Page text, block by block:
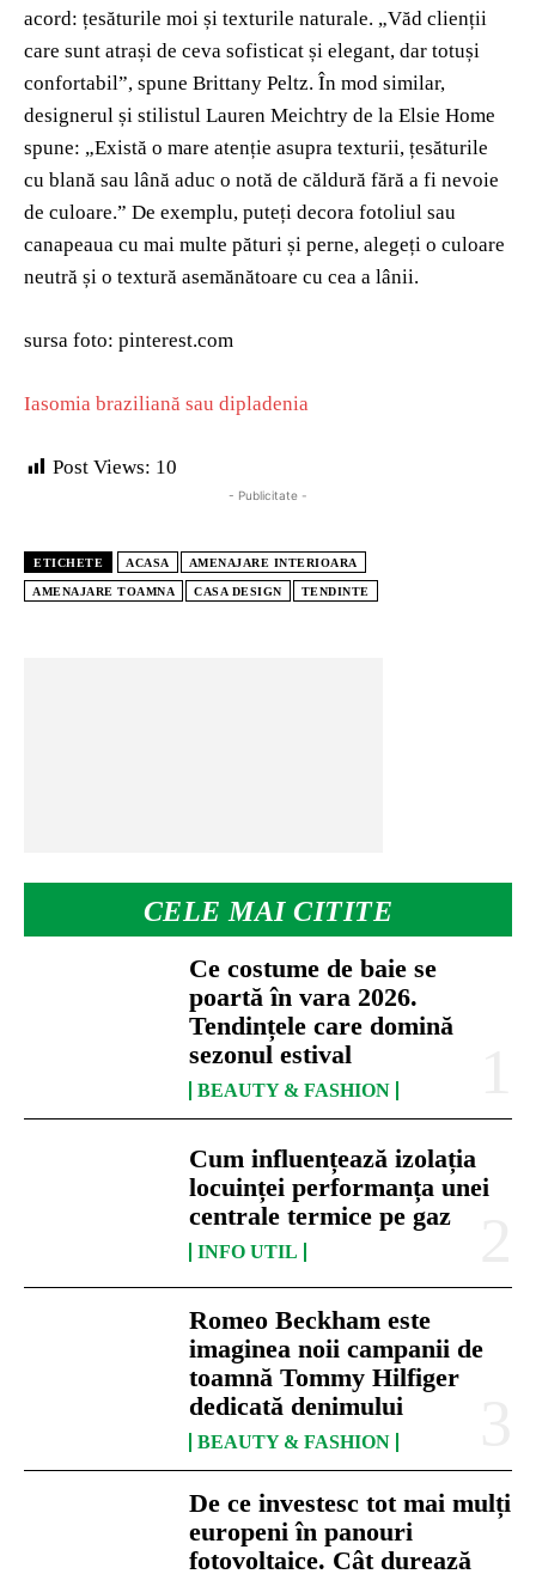
CELE MAI CITITE
Ce costume de baie se
poartă în vara 2026.
Tendințele care domină
sezonul estival
BEAUTY & FASHION
Cum influențează izolația
locuinței performanța unei
centrale termice pe gaz
INFO UTIL
Romeo Beckham este
imaginea noii campanii de
toamnă Tommy Hilfiger
dedicată denimului
BEAUTY & FASHION
De ce investesc tot mai mulți
europeni în panouri
fotovoltaice. Cât durează
acord: țesăturile moi și texturile naturale. „Văd clienții
care sunt atrași de ceva sofisticat și elegant, dar totuși
confortabil”, spune Brittany Peltz. În mod similar,
designerul și stilistul Lauren Meichtry de la Elsie Home
spune: „Există o mare atenție asupra texturii, țesăturile
cu blană sau lână aduc o notă de căldură fără a fi nevoie
de culoare.” De exemplu, puteți decora fotoliul sau
canapeaua cu mai multe pături și perne, alegeți o culoare
neutră și o textură asemănătoare cu cea a lânii.
sursa foto: pinterest.com
Iasomia braziliană sau dipladenia
Post Views: 10
- Publicitate -
ETICHETE ACASA AMENAJARE INTERIOARA
AMENAJARE TOAMNA CASA DESIGN TENDINTE